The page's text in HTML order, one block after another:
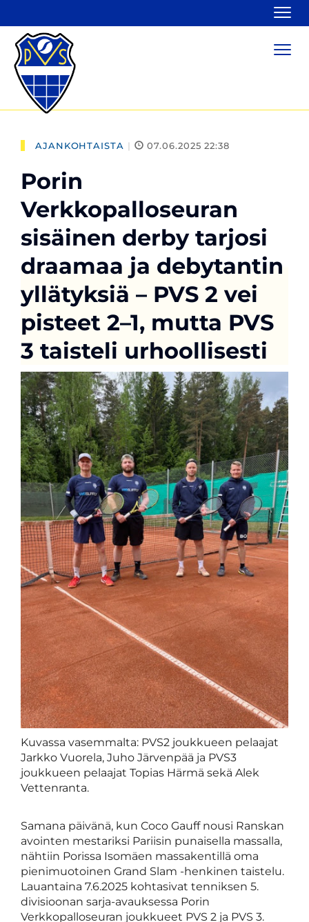
AJANKOHTAISTA | 07.06.2025 22:38
Porin
Verkkopalloseuran
sisäinen derby tarjosi
draamaa ja debytantin
yllätyksiä – PVS 2 vei
pisteet 2–1, mutta PVS
3 taisteli urhoollisesti
Kuvassa vasemmalta: PVS2 joukkueen pelaajat
Jarkko Vuorela, Juho Järvenpää ja PVS3
joukkueen pelaajat Topias Härmä sekä Alek
Vettenranta.
Samana päivänä, kun Coco Gauff nousi Ranskan
avointen mestariksi Pariisin punaisella massalla,
nähtiin Porissa Isomäen massakentillä oma
pienimuotoinen Grand Slam -henkinen taistelu.
Lauantaina 7.6.2025 kohtasivat tenniksen 5.
divisioonan sarja-avauksessa Porin
Verkkopalloseuran joukkueet PVS 2 ja PVS 3.